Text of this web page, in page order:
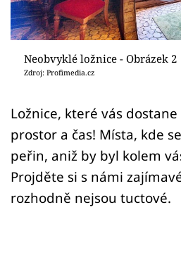
Sledujte nás
Neobvyklé ložnice - Obrázek 2
Zdroj: Profimedia.cz
Ložnice, které vás
prostor a čas! Místa, kde
peřin, aniž by byl kolem
Projděte si s námi
rozhodně nejsou tuctové.